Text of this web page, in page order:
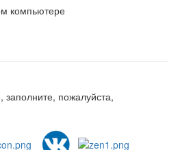
компьютере
пожалуйста,